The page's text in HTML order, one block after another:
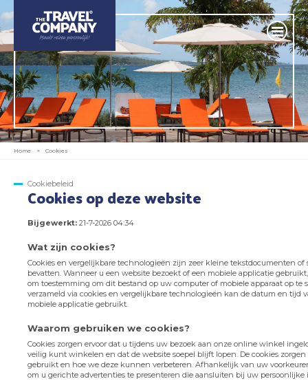
Home > Cookies
Cookiebeleid
Cookies op deze website
Bijgewerkt: 21-7-2026 04:34
Wat zijn cookies?
Cookies en vergelijkbare technologieën zijn zeer kleine tekstdocumenten
bevatten. Wanneer u een website bezoekt of een mobiele applicatie
om toestemming om dit bestand op uw computer of mobiele apparaat op
verzameld via cookies en vergelijkbare technologieën kan de datum en tijd
mobiele applicatie gebruikt.
Waarom gebruiken we cookies?
Cookies zorgen ervoor dat u tijdens uw bezoek aan onze online winkel
veilig kunt winkelen en dat de website soepel blijft lopen. De cookies
gebruikt en hoe we deze kunnen verbeteren. Afhankelijk van uw
om u gerichte advertenties te presenteren die aansluiten bij uw persoonlijke